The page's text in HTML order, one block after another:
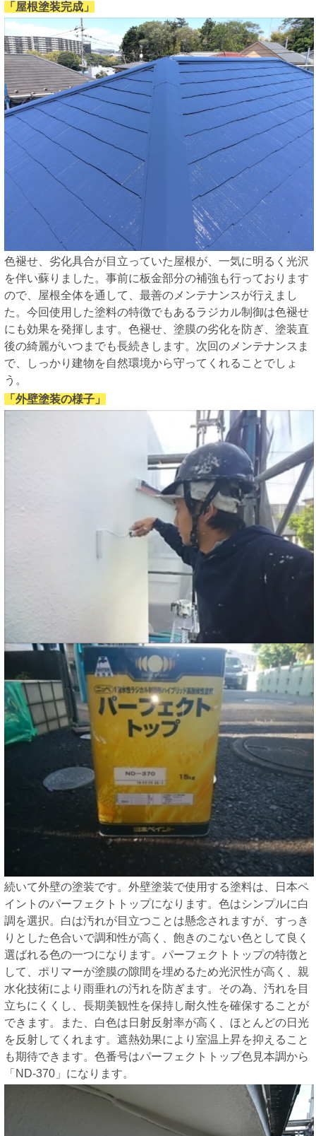
「屋根塗装完成」
色褪せ、劣化具合が目立っていた屋根が、一気に明るく光沢
を伴い蘇りました。事前に板金部分の補強も行っております
ので、屋根全体を通して、最善のメンテナンスが行えまし
た。今回使用した塗料の特徴でもあるラジカル制御は色褪せ
にも効果を発揮します。色褪せ、塗膜の劣化を防ぎ、塗装直
後の綺麗がいつまでも長続きします。次回のメンテナンスま
で、しっかり建物を自然環境から守ってくれることでしょ
う。
「外壁塗装の様子」
続いて外壁の塗装です。外壁塗装で使用する塗料は、日本ペ
イントのパーフェクトトップになります。色はシンプルに白
調を選択。白は汚れが目立つことは懸念されますが、すっき
りとした色合いで調和性が高く、飽きのこない色として良く
選ばれる色の一つになります。パーフェクトトップの特徴と
して、ポリマーが塗膜の隙間を埋めるため光沢性が高く、親
水化技術により雨垂れの汚れを防ぎます。その為、汚れを目
立ちにくくし、長期美観性を保持し耐久性を確保することが
できます。また、白色は日射反射率が高く、ほとんどの日光
を反射してくれます。遮熱効果により室温上昇を抑えること
も期待できます。色番号はパーフェクトトップ色見本調から
「ND-370」になります。